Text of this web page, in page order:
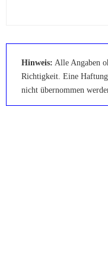
Hinweis: Alle Angaben
Richtigkeit. Eine
nicht übernommen